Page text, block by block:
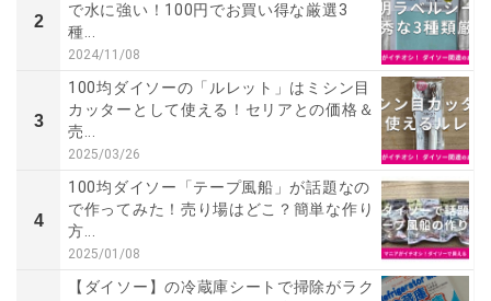
2
で水に強い！100円でお買い得な厳選3
種...
2024/11/08
3
100均ダイソーの「ルレット」はミシン目
カッターとして使える！セリアとの価格＆
売...
2025/03/26
4
100均ダイソー「テープ風船」が話題なの
で作ってみた！売り場はどこ？簡単な作り
方...
2025/01/08
【ダイソー】の冷蔵庫シートで掃除がラク